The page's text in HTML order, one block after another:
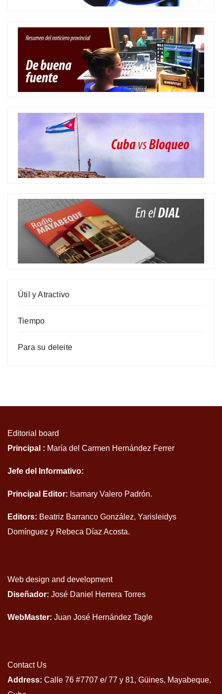
Útil y Atractivo
Tiempo
Para su deleite
Editorial board
Principal : María del Carmen Hernández Ferrer
Jefe del Informativo:
Principal Editor: Isamary Valero Padrón.
Editors: Beatriz Barranco González, Yarisleidys
Domínguez y Rebeca Díaz Acosta.
Web design and development
Diseñador: José Daniel Herrera Torres
WebMaster: Juan José Hernández Tagle
Contact Us
Address: Calle 76 #7707 e/ 77 y 81, Güines, Mayabeque,